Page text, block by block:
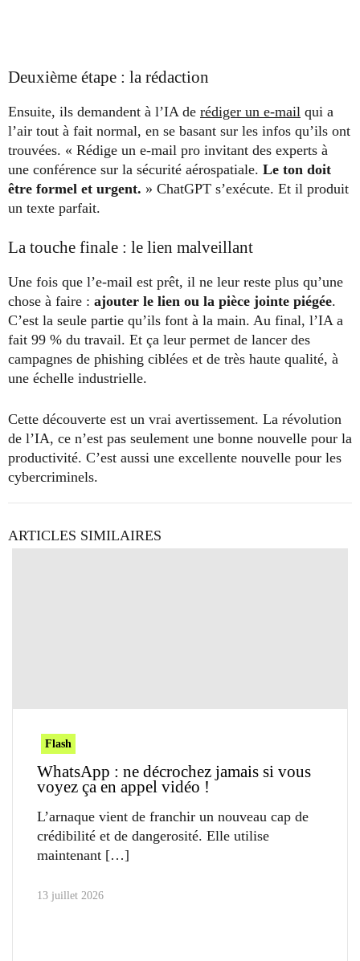
Deuxième étape : la rédaction
Ensuite, ils demandent à l’IA de rédiger un e-mail qui a
l’air tout à fait normal, en se basant sur les infos qu’ils ont
trouvées. « Rédige un e-mail pro invitant des experts à
une conférence sur la sécurité aérospatiale. Le ton doit
être formel et urgent. » ChatGPT s’exécute. Et il produit
un texte parfait.
La touche finale : le lien malveillant
Une fois que l’e-mail est prêt, il ne leur reste plus qu’une
chose à faire : ajouter le lien ou la pièce jointe piégée.
C’est la seule partie qu’ils font à la main. Au final, l’IA a
fait 99 % du travail. Et ça leur permet de lancer des
campagnes de phishing ciblées et de très haute qualité, à
une échelle industrielle.
Cette découverte est un vrai avertissement. La révolution
de l’IA, ce n’est pas seulement une bonne nouvelle pour la
productivité. C’est aussi une excellente nouvelle pour les
cybercriminels.
ARTICLES SIMILAIRES
Flash
WhatsApp : ne décrochez jamais si vous
voyez ça en appel vidéo !
L’arnaque vient de franchir un nouveau cap de
crédibilité et de dangerosité. Elle utilise
maintenant
13 juillet 2026